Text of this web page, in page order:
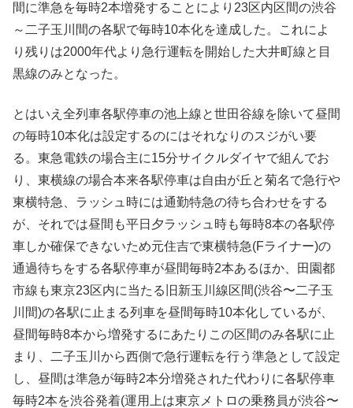
間に準急を毎時2本増発することにより23区内区間の渋谷
～二子玉川間の各駅で毎時10本化を達成した。これによ
り残りは2000年代より急行運転を開始した大井町線と目
黒線のみとなった。
とはいえ全列車各駅停車の池上線と世田谷線を除いて昼間
の毎時10本化は設定するのにはそれなりのスジがい要
る。東急電鉄の場合主に15分サイクルダイヤで組んでお
り、東横線の場合本来各駅停車は自由が丘と菊名で急行や
東横特急、ラッシュ時には通勤特急の待ち合わせをする
が、それでは昼間も平日夕ラッシュ時も毎時8本の各駅停
車しか確保できないため元住吉で東横特急(Fライナー)の
通過待ちをする各駅停車が昼間毎時2本あるほか、田園都
市線も東京23区内に当たる旧新玉川線区間(渋谷〜二子玉
川間)の各駅に止まる列車を昼間毎時10本化しているが、
昼間毎時8本から増発するにあたりこの区間のみ各駅に止
まり、二子玉川から西側で急行運転を行う準急として設定
し、昼間は準急が毎時2本分増発された代わりに各駅停車
毎時2本を渋谷発着(運用上は東京メトロの乗務員が渋谷〜